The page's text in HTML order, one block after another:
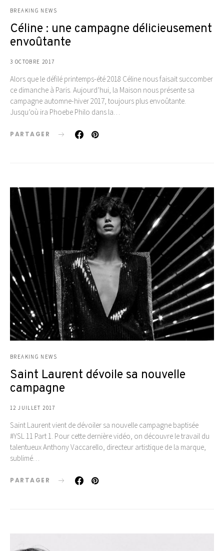
BREAKING NEWS
Céline : une campagne délicieusement
envoûtante
3 OCTOBRE 2017
Alors que le défilé printemps-été 2018 Céline nous faisait succomber
ce dimanche à Paris. Aujourd’hui, la Maison nous présente sa
campagne automne-hiver 2017, toujours plus envoûtante.
Jusqu’où ira Phoebe Philo dans la…
PARTAGER
BREAKING NEWS
Saint Laurent dévoile sa nouvelle
campagne
12 JUILLET 2017
Saint Laurent vient de dévoiler sa nouvelle campagne baptisée
#YSL 11 Part 1. Pour cette dernière vidéo, on découvre le travail du
talentueux Anthony Vaccarello, directeur artistique de la marque,
sublimé…
PARTAGER